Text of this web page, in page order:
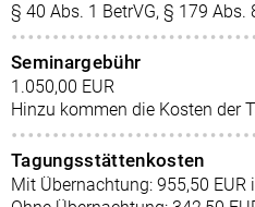
§ 40 Abs. 1 BetrVG, § 179 Abs.
Seminargebühr
1.050,00 EUR
Hinzu kommen die Kosten der
Tagungsstättenkosten
Mit Übernachtung: 955,50 EUR